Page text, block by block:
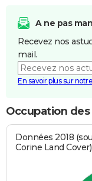
A ne pas
Recevez nos
mail.
En savoir plus sur
Occupation des
Données 2018
Corine Land Cover)